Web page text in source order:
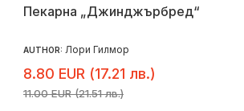
Пекарна „Джинджърбред“
AUTHOR: Лори Гилмор
8.80 EUR (17.21 лв.)
11.00 EUR (21.51 лв.)